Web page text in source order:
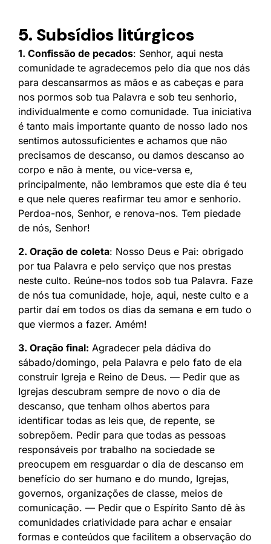
5. Subsídios litúrgicos
1. Confissão de pecados: Senhor, aqui nesta
comunidade te agradecemos pelo dia que nos dás
para descansarmos as mãos e as cabeças e para
nos pormos sob tua Palavra e sob teu senhorio,
individualmente e como comunidade. Tua iniciativa
é tanto mais importante quanto de nosso lado nos
sentimos autossuficientes e achamos que não
precisamos de descanso, ou damos descanso ao
corpo e não à mente, ou vice-versa e,
principalmente, não lembramos que este dia é teu
e que nele queres reafirmar teu amor e senhorio.
Perdoa-nos, Senhor, e renova-nos. Tem piedade
de nós, Senhor!
2. Oração de coleta: Nosso Deus e Pai: obrigado
por tua Palavra e pelo serviço que nos prestas
neste culto. Reúne-nos todos sob tua Palavra. Faze
de nós tua comunidade, hoje, aqui, neste culto e a
partir daí em todos os dias da semana e em tudo o
que viermos a fazer. Amém!
3. Oração final: Agradecer pela dádiva do
sábado/domingo, pela Palavra e pelo fato de ela
construir Igreja e Reino de Deus. — Pedir que as
Igrejas descubram sempre de novo o dia de
descanso, que tenham olhos abertos para
identificar todas as leis que, de repente, se
sobrepõem. Pedir para que todas as pessoas
responsáveis por trabalho na sociedade se
preocupem em resguardar o dia de descanso em
benefício do ser humano e do mundo, Igrejas,
governos, organizações de classe, meios de
comunicação. — Pedir que o Espírito Santo dê às
comunidades criatividade para achar e ensaiar
formas e conteúdos que facilitem a observação do